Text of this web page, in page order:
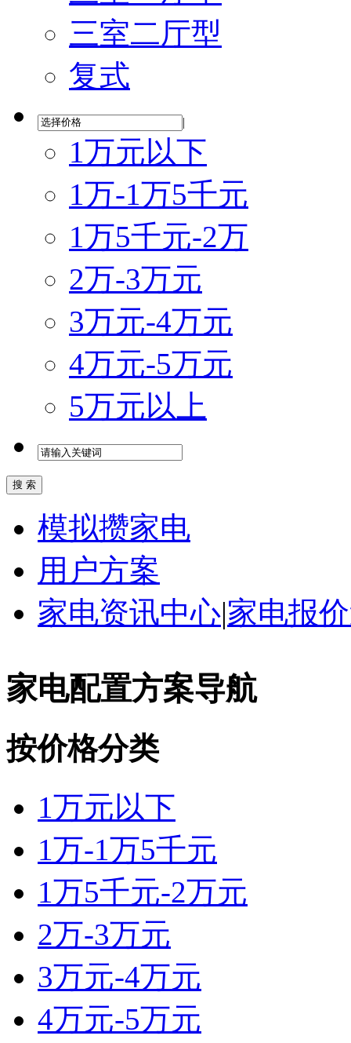
三室二厅型
复式
|
1万元以下
1万-1万5千元
1万5千元-2万
2万-3万元
3万元-4万元
4万元-5万元
5万元以上
模拟攒家电
用户方案
家电资讯中心|家电报
家电配置方案导航
按价格分类
1万元以下
1万-1万5千元
1万5千元-2万元
2万-3万元
3万元-4万元
4万元-5万元